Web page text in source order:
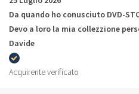
Da quando ho conusciuto DVD-
Devo a loro la mia collezzione
Davide
Acquirente verificato